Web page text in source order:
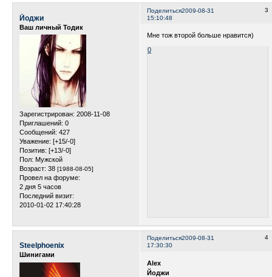
Поделиться 3
2009-08-31
15:10:48
Йоджи
Ваш личный Тодик
Зарегистрирован: 2008-11-08
Приглашений: 0
Сообщений: 427
Уважение: [+15/-0]
Позитив: [+13/-0]
Пол: Мужской
Возраст: 38 [1988-08-05]
Провел на форуме:
2 дня 5 часов
Последний визит:
2010-01-02 17:40:28
Мне тож второй больше нравится)
0
Поделиться 4
2009-08-31
17:30:30
Steelphoenix
Шинигами
Alex
Йоджи